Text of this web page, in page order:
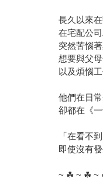
長久以來
在宅配公
突然苦惱
想要與父
以及煩惱
他們在日
卻都在《
「在看不
即使沒有
~ ☘︎ ~ ☘︎ ~